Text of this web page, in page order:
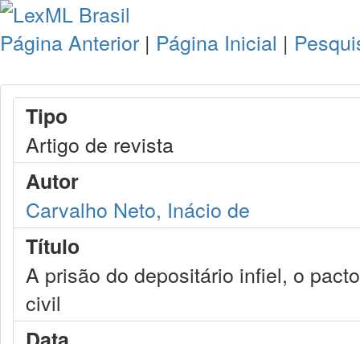
Página Anterior | Página Inicial |
Tipo
Artigo de revista
Autor
Carvalho Neto, Inácio de
Título
A prisão do depositário infiel, o
civil